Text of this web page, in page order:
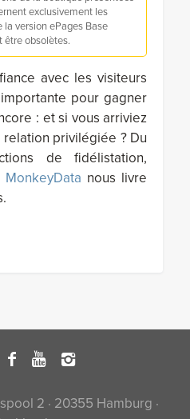
exclusivement les
la version ePages Base
être obsolètes.
avec les visiteurs
pour gagner
: et si vous arriviez
privilégiée ? Du
de fidélistation,
MonkeyData nous livre
2 · 20355 Hamburg ·